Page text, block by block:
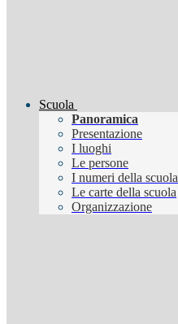
Scuola
Panoramica
Presentazione
I luoghi
Le persone
I numeri della scuola
Le carte della scuola
Organizzazione